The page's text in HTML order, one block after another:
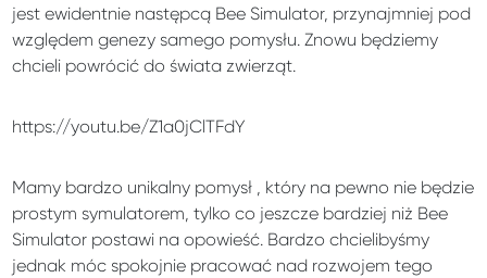
jest ewidentnie następcą Bee Simulator, przynajmniej pod
względem genezy samego pomysłu. Znowu będziemy
chcieli powrócić do świata zwierząt.
https://youtu.be/Z1a0jClTFdY
Mamy bardzo unikalny pomysł , który na pewno nie będzie
prostym symulatorem, tylko co jeszcze bardziej niż Bee
Simulator postawi na opowieść. Bardzo chcielibyśmy
jednak móc spokojnie pracować nad rozwojem tego